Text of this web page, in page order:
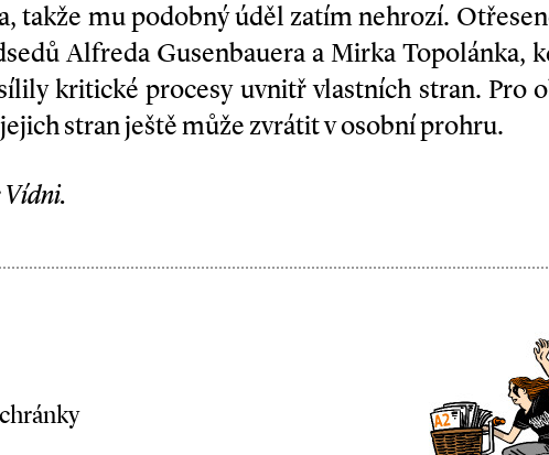
takže mu podobný úděl zatím nehrozí.
Alfreda Gusenbauera a Mirka Topolánka,
kritické procesy uvnitř vlastních stran. Pro
stran ještě může zvrátit v osobní prohru.
Vídni.